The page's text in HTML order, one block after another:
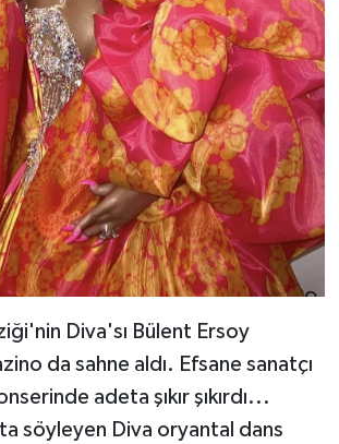
Diva'sı Bülent Ersoy
da sahne aldı. Efsane sanatçı
adeta şıkır şıkırdı...
söyleyen Diva oryantal dans